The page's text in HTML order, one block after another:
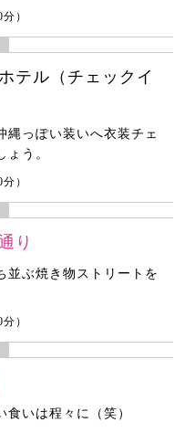
）
テル（チェックイ
縄っぽい装いへ衣装チェ
ょう。
）
り
並ぶ焼き物ストリートを
）
食いは程々に（笑）